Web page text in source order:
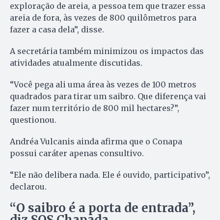
exploração de areia, a pessoa tem que trazer essa
areia de fora, às vezes de 800 quilômetros para
fazer a casa dela”, disse.
A secretária também minimizou os impactos das
atividades atualmente discutidas.
“Você pega ali uma área às vezes de 100 metros
quadrados para tirar um saibro. Que diferença vai
fazer num território de 800 mil hectares?”,
questionou.
Andréa Vulcanis ainda afirma que o Conapa
possui caráter apenas consultivo.
“Ele não delibera nada. Ele é ouvido, participativo”,
declarou.
“O saibro é a porta de entrada”,